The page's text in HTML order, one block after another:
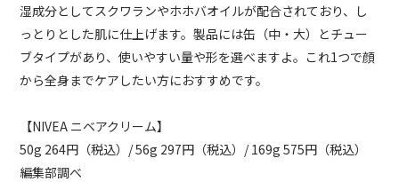
湿成分としてスクワランやホホバオイルが配合されており、し
っとりとした肌に仕上げます。製品には缶（中・大）とチュー
ブタイプがあり、使いやすい量や形を選べますよ。これ1つで顔
から全身までケアしたい方におすすめです。
【NIVEA ニベアクリーム】
50g 264円（税込）/ 56g 297円（税込）/ 169g 575円（税込）
編集部調べ